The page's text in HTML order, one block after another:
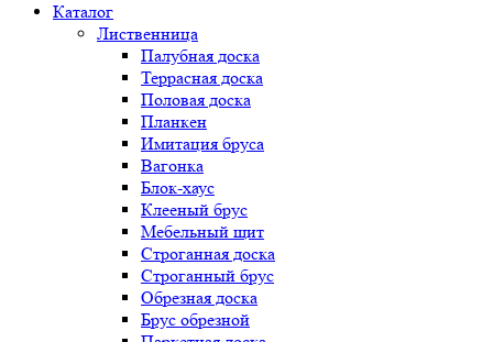
Каталог
Лиственница
Палубная доска
Террасная доска
Половая доска
Планкен
Имитация бруса
Вагонка
Блок-хаус
Клееный брус
Мебельный щит
Строганная доска
Строганный брус
Обрезная доска
Брус обрезной